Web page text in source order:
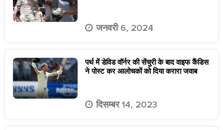
जनवरी 6, 2024
पर्थ में डेविड वॉर्नर की सेंचुरी के बाद वाइफ कैंडिस
ने पोस्ट कर आलोचकों को दिया करारा जवाब
दिसम्बर 14, 2023